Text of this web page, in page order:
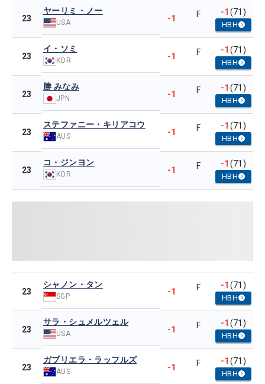
23
ヤーリミ・ノー
USA -1 F -1(71)
HBH
23
イ・ソミ
KOR -1 F -1(71)
HBH
23
勝 みなみ
JPN -1 F -1(71)
HBH
23
ステファニー・キリアコウ
AUS -1 F -1(71)
HBH
23
コ・ジンヨン
KOR -1 F -1(71)
HBH
23
シャノン・タン
SGP -1 F -1(71)
HBH
23
サラ・シュメルツェル
USA -1 F -1(71)
HBH
23
ガブリエラ・ラッフルズ
AUS -1 F -1(71)
HBH